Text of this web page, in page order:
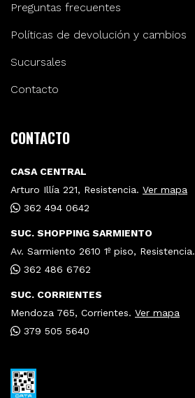
Preguntas frecuentes
Políticas de devolución y cambios
Sucursales
Contacto
CONTACTO
CASA CENTRAL
Arturo Illía 221, Resistencia. Ver mapa
362 494 0642
SUC. SHOPPING SARMIENTO
Av. Sarmiento 2610 1º piso, Resistencia.
362 486 6762
SUC. CORRIENTES
Mendoza 765, Corrientes. Ver mapa
379 505 5640